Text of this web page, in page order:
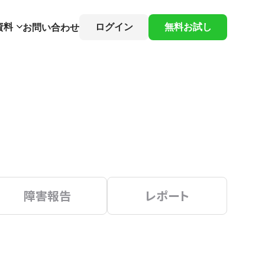
料 お問い合わせ ログイン 無料お試し
障害報告 レポート